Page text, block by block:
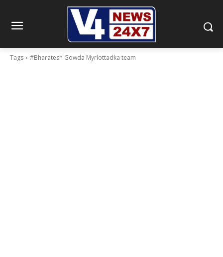
Tags #Bharatesh Gowda Myrlottadka team